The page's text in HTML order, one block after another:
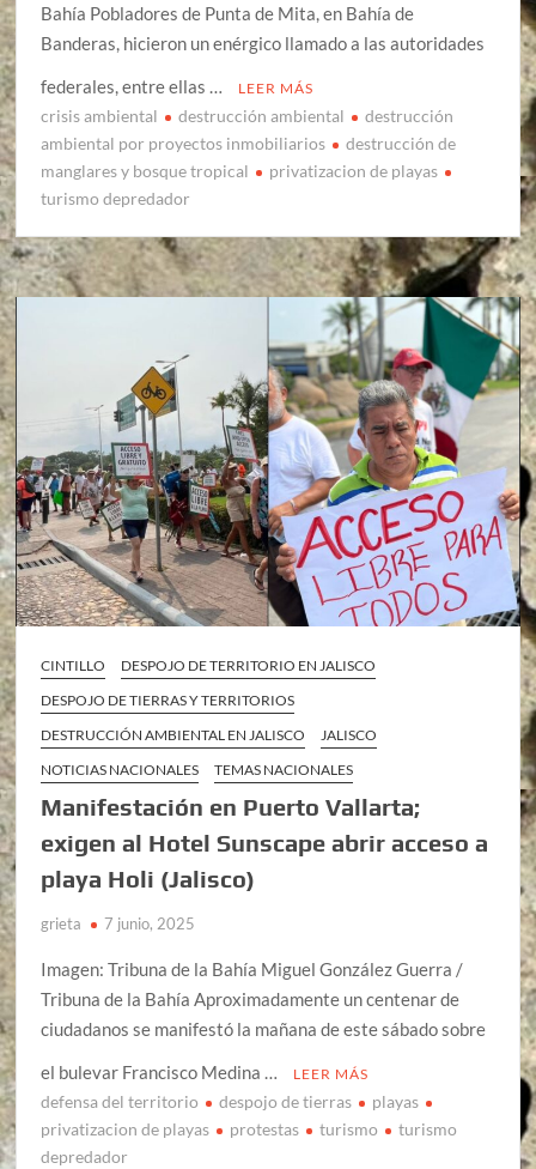
Bahía Pobladores de Punta de Mita, en Bahía de
Banderas, hicieron un enérgico llamado a las autoridades
federales, entre ellas …
LEER MÁS
crisis ambiental destrucción ambiental
destrucción
ambiental por proyectos inmobiliarios
destrucción de
manglares y bosque tropical
privatizacion de playas
turismo depredador
CINTILLO
DESPOJO DE TERRITORIO EN JALISCO
DESPOJO DE TIERRAS Y TERRITORIOS
DESTRUCCIÓN AMBIENTAL EN JALISCO
JALISCO
NOTICIAS NACIONALES
TEMAS NACIONALES
Manifestación en Puerto Vallarta;
exigen al Hotel Sunscape abrir acceso a
playa Holi (Jalisco)
grieta 7 junio, 2025
Imagen: Tribuna de la Bahía Miguel González Guerra /
Tribuna de la Bahía Aproximadamente un centenar de
ciudadanos se manifestó la mañana de este sábado sobre
el bulevar Francisco Medina …
LEER MÁS
defensa del territorio despojo de tierras
playas
privatizacion de playas
protestas turismo
turismo
depredador